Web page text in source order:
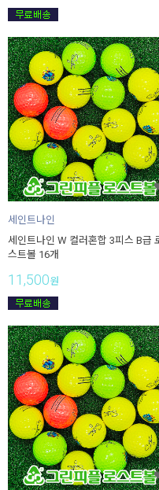
세인트나인
세인트나인 W 컬러혼합 3피스 B급
스트볼 16개
11,500원